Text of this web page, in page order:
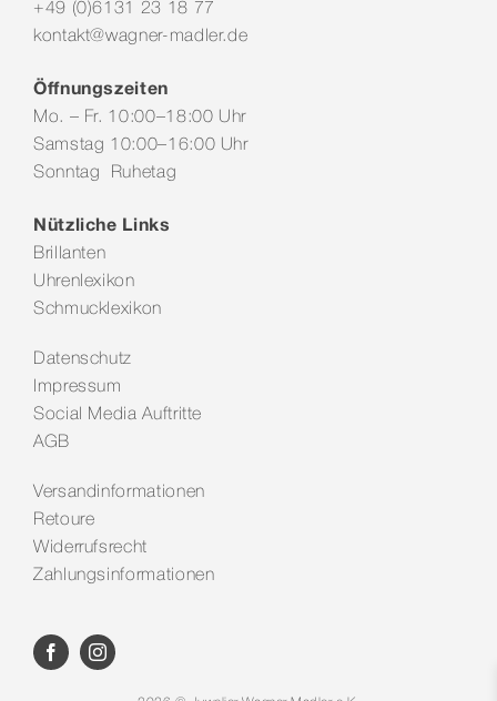
+49 (0)6131 23 18 77
kontakt@wagner-madler.de
Öffnungszeiten
Mo. – Fr. 10:00–18:00 Uhr
Samstag 10:00–16:00 Uhr
Sonntag Ruhetag
Nützliche Links
Brillanten
Uhrenlexikon
Schmucklexikon
Datenschutz
Impressum
Social Media Auftritte
AGB
Versandinformationen
Retoure
Widerrufsrecht
Zahlungsinformationen